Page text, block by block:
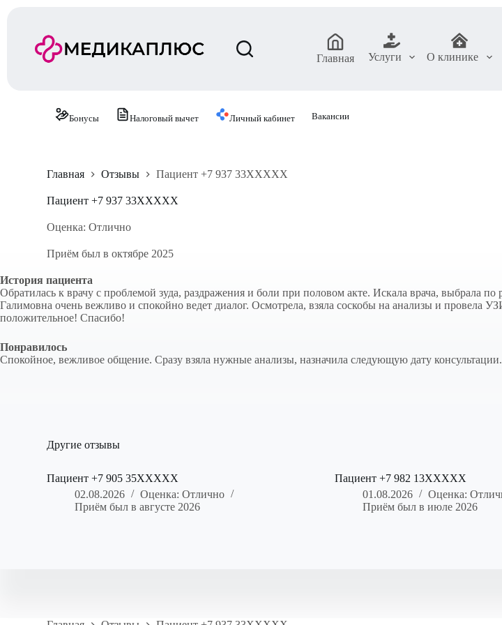
Главная Услуги О клинике
Бонусы Налоговый вычет Личный кабинет Вакансии
Главная Отзывы Пациент +7 937 33XXXXX
Пациент +7 937 33XXXXX
Оценка: Отлично
Приём был в октябре 2025
История пациента
Обратилась к врачу с проблемой зуда, раздражения и боли при половом акте. Искала врача, выбрала
Галимовна очень вежливо и спокойно ведет диалог. Осмотрела, взяла соскобы на анализы и провела
положительное! Спасибо!
Понравилось
Спокойное, вежливое общение. Сразу взяла нужные анализы, назначила следующую дату консультации.
Другие отзывы
Пациент +7 905 35XXXXX
02.08.2026
Оценка: Отлично
Приём был в августе 2026
Пациент +7 982 13XXXXX
01.08.2026
Оценка:
Приём был в июле 2026